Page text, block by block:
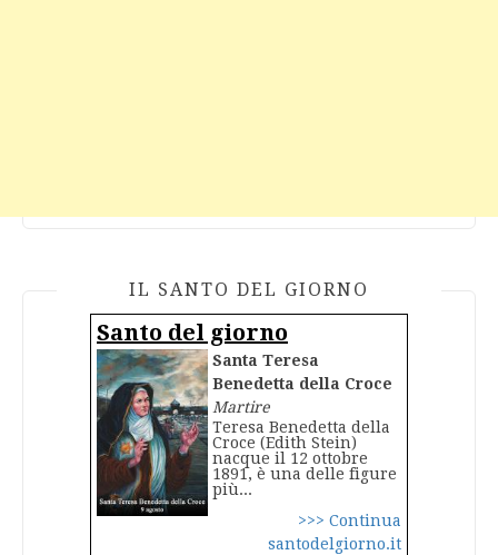
IL SANTO DEL GIORNO
Santo del giorno
Santa Teresa
Benedetta della Croce
Martire
Teresa Benedetta della
Croce (Edith Stein)
nacque il 12 ottobre
1891, è una delle figure
più...
>>> Continua
santodelgiorno.it